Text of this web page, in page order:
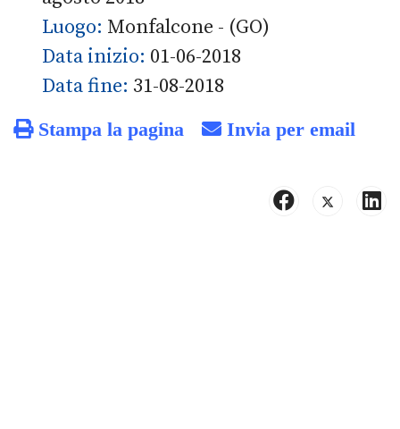
Luogo: Monfalcone - (GO)
Data inizio: 01-06-2018
Data fine: 31-08-2018
Stampa la pagina Invia per email